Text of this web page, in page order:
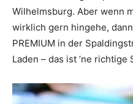
Wilhelmsburg. Aber wenn
wirklich gern hingehe,
PREMIUM in der
Laden – das ist ’ne